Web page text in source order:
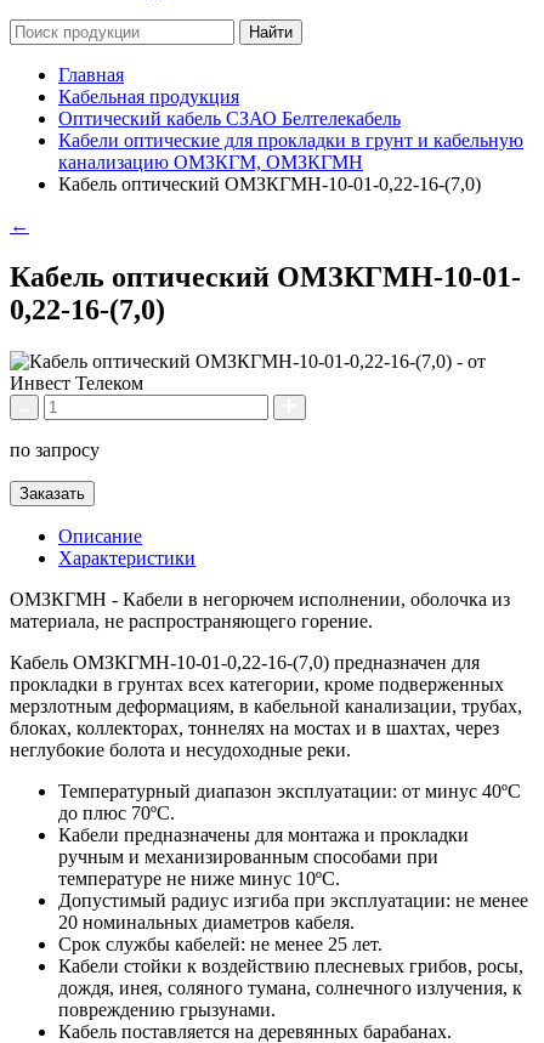
Главная
Кабельная продукция
Оптический кабель СЗАО Белтелекабель
Кабели оптические для прокладки в грунт и кабельную
канализацию ОМЗКГМ, ОМЗКГМН
Кабель оптический ОМЗКГМН-10-01-0,22-16-(7,0)
←
Кабель оптический ОМЗКГМН-10-01-
0,22-16-(7,0)
по запросу
Заказать
Описание
Характеристики
ОМЗКГМH - Кабели в негорючем исполнении, оболочка из
материала, не распространяющего горение.
Кабель ОМЗКГМН-10-01-0,22-16-(7,0) предназначен для
прокладки в грунтах всех категории, кроме подверженных
мерзлотным деформациям, в кабельной канализации, трубах,
блоках, коллекторах, тоннелях на мостах и в шахтах, через
неглубокие болота и несудоходные реки.
Температурный диапазон эксплуатации: от минус 40ºС
до плюс 70ºС.
Кабели предназначены для монтажа и прокладки
ручным и механизированным способами при
температуре не ниже минус 10ºС.
Допустимый радиус изгиба при эксплуатации: не менее
20 номинальных диаметров кабеля.
Срок службы кабелей: не менее 25 лет.
Кабели стойки к воздействию плесневых грибов, росы,
дождя, инея, соляного тумана, солнечного излучения, к
повреждению грызунами.
Кабель поставляется на деревянных барабанах.